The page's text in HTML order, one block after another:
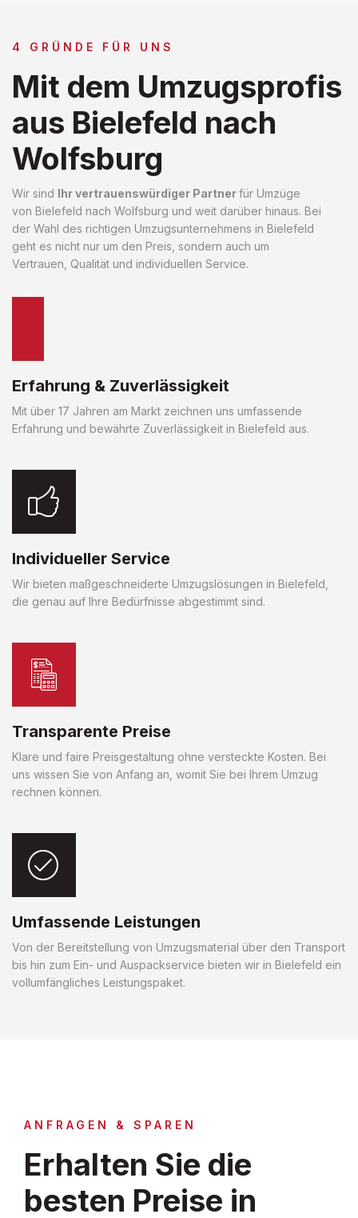
4 GRÜNDE FÜR UNS
Mit dem Umzugsprofis
aus Bielefeld nach
Wolfsburg
Wir sind Ihr vertrauenswürdiger Partnerfür Umzüge
von Bielefeld nach Wolfsburg und weit darüber hinaus. Bei
der Wahl des richtigen Umzugsunternehmens in Bielefeld
geht es nicht nur um den Preis, sondern auch um
Vertrauen, Qualität und individuellen Service.
Erfahrung & Zuverlässigkeit
Mit über 17 Jahren am Markt zeichnen uns umfassende
Erfahrung und bewährte Zuverlässigkeit in Bielefeld aus.
Individueller Service
Wir bieten maßgeschneiderte Umzugslösungen in Bielefeld,
die genau auf Ihre Bedürfnisse abgestimmt sind.
Transparente Preise
Klare und faire Preisgestaltung ohne versteckte Kosten. Bei
uns wissen Sie von Anfang an, womit Sie bei Ihrem Umzug
rechnen können.
Umfassende Leistungen
Von der Bereitstellung von Umzugsmaterial über den Transport
bis hin zum Ein- und Auspackservice bieten wir in Bielefeld ein
vollumfängliches Leistungspaket.
ANFRAGEN & SPAREN
Erhalten Sie die
besten Preise in